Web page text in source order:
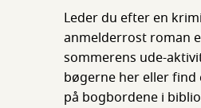
Leder du efter en
anmelderrost roman
sommerens ude-
bøgerne her eller
på bogbordene i